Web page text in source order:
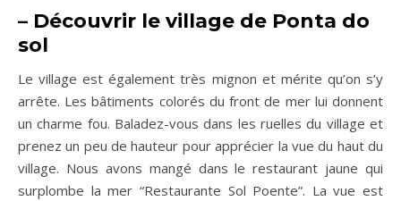
– Découvrir le village de Ponta do
sol
Le village est également très mignon et mérite qu’on s’y
arrête. Les bâtiments colorés du front de mer lui donnent
un charme fou. Baladez-vous dans les ruelles du village et
prenez un peu de hauteur pour apprécier la vue du haut du
village. Nous avons mangé dans le restaurant jaune qui
surplombe la mer “Restaurante Sol Poente”. La vue est